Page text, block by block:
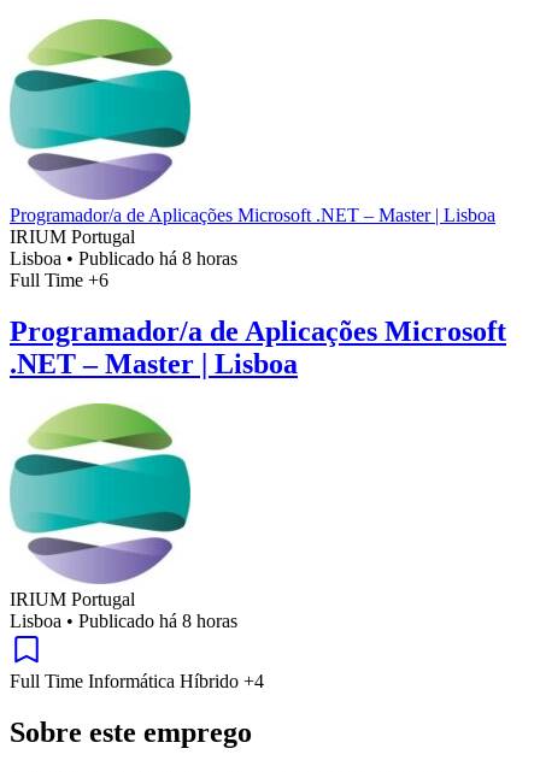
Programador/a de Aplicações Microsoft .NET – Master | Lisboa
IRIUM Portugal
Lisboa • Publicado há 8 horas
Full Time +6
Programador/a de Aplicações Microsoft
.NET – Master | Lisboa
IRIUM Portugal
Lisboa • Publicado há 8 horas
Full Time Informática Híbrido +4
Sobre este emprego